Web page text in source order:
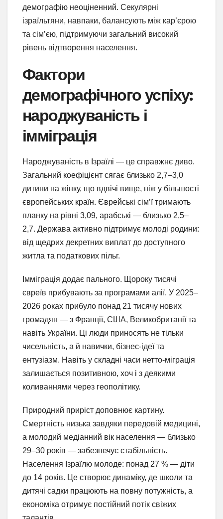
демографію неоціненний. Секулярні
ізраїльтяни, навпаки, балансують між кар’єрою
та сім’єю, підтримуючи загальний високий
рівень відтворення населення.
Фактори
демографічного успіху:
народжуваність і
імміграція
Народжуваність в Ізраїлі — це справжнє диво.
Загальний коефіцієнт сягає близько 2,7–3,0
дитини на жінку, що вдвічі вище, ніж у більшості
європейських країн. Єврейські сім’ї тримають
планку на рівні 3,09, арабські — близько 2,5–
2,7. Держава активно підтримує молоді родини:
від щедрих декретних виплат до доступного
житла та податкових пільг.
Імміграція додає пального. Щороку тисячі
євреїв прибувають за програмами алії. У 2025–
2026 роках прибуло понад 21 тисячу нових
громадян — з Франції, США, Великобританії та
навіть України. Ці люди приносять не тільки
чисельність, а й навички, бізнес-ідеї та
ентузіазм. Навіть у складні часи нетто-міграція
залишається позитивною, хоч і з деякими
коливаннями через геополітику.
Природний приріст доповнює картину.
Смертність низька завдяки передовій медицині,
а молодий медіанний вік населення — близько
29–30 років — забезпечує стабільність.
Населення Ізраїлю молоде: понад 27 % — діти
до 14 років. Це створює динаміку, де школи та
дитячі садки працюють на повну потужність, а
економіка отримує постійний потік свіжих